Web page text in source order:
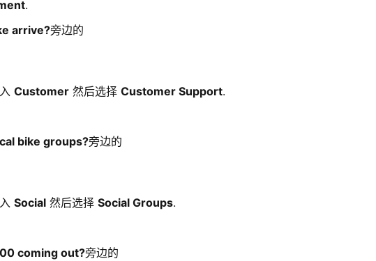
.
arrive?旁边的
Customer 然后选择 Customer Support.
bike groups?旁边的
Social 然后选择 Social Groups.
coming out?旁边的